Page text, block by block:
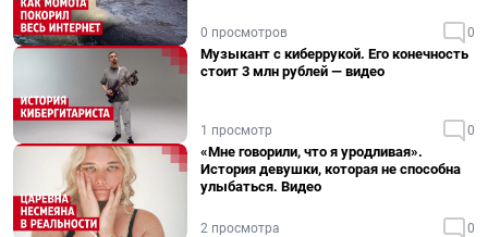
0 просмотров 0
Музыкант с киберрукой. Его конечность
стоит 3 млн рублей — видео
1 просмотр 0
«Мне говорили, что я уродливая».
История девушки, которая не способна
улыбаться. Видео
2 просмотра 0